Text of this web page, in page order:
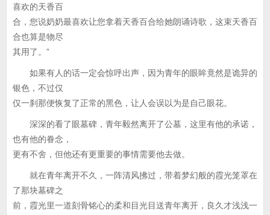
喜欢的天香百
合，您说奶奶最喜欢让您拿着天香百合给她朗诵诗歌，这束天香百
合也算是物尽
其用了。”
如果有人的话一定会惊呼出声，因为青年的眼眸竟然是诡异的
银色，不过仅
仅一刹那便恢复了正常的黑色，让人会误以为是自己眼花。
深深的看了眼墓碑，青年毅然离开了公墓，这里有他的承诺，
也有他的眷念，
更有不舍，但他还有更重要的事情需要他去做。
就在青年离开不久，一阵清风拂过，带着梦幻般的霞光笼罩在
了那块墓碑之
前，霞光里一道刻骨铭心的柔和目光目送青年离开，良久才浅浅一